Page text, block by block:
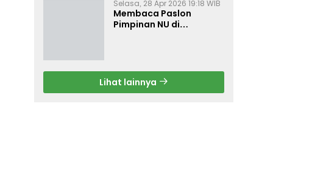
Selasa, 28 Apr 2026 19:18 WIB
Membaca Paslon
Pimpinan NU di
Lihat lainnya